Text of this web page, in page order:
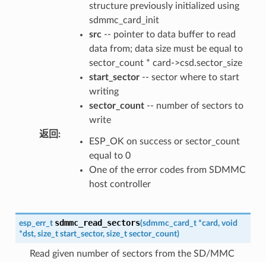
structure previously initialized using
sdmmc_card_init
src-- pointer to data buffer to read
data from; data size must be equal to
sector_count * card->csd.sector_size
start_sector-- sector where to start
writing
sector_count-- number of sectors to
write
返回 :
ESP_OK on success or sector_count
equal to 0
One of the error codes from SDMMC
host controller
esp_err_t sdmmc_read_sectors(sdmmc_card_t *card, void
*dst, size_t start_sector, size_t sector_count)
Read given number of sectors from the SD/MMC